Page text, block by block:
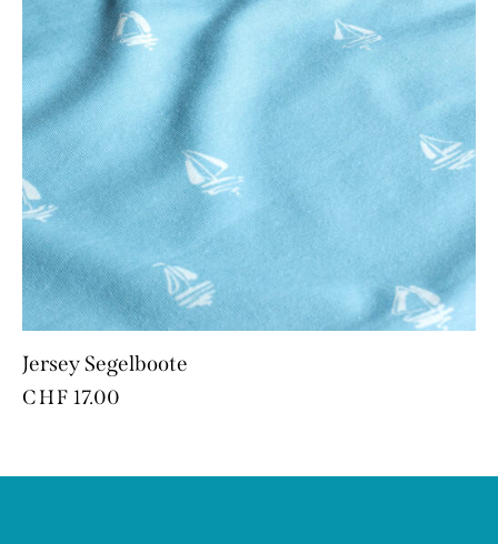
Jersey Segelboote
CHF 17.00